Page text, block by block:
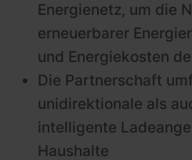
Energienetz, um die
erneuerbarer
und Energiekosten
Die Partnerschaft
unidirektionale als
intelligente
Haushalte